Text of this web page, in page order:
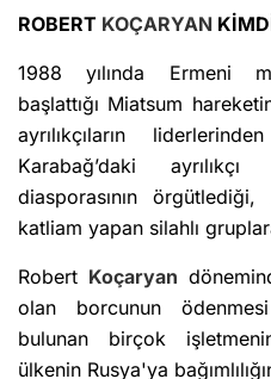
ROBERT KOÇARYAN
1988 yılında Ermeni
başlattığı Miatsum
ayrılıkçıların
Karabağ’daki
diasporasının
katliam yapan silahlı
Robert Koçaryan
olan borcunun
bulunan birçok
ülkenin Rusya'ya